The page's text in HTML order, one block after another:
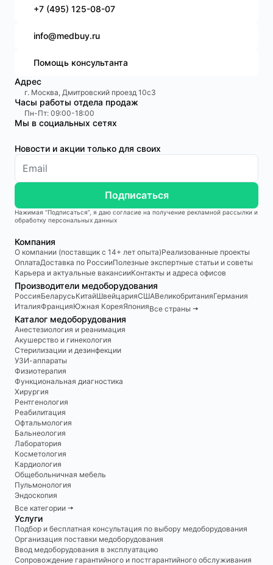
+7 (495) 125-08-07
info@medbuy.ru
Помощь консультанта
Адрес
г. Москва, Дмитровский проезд 10с3
Часы работы отдела продаж
Пн-Пт: 09:00-18:00
Мы в социальных сетях
Новости и акции только для своих
Подписаться
Нажимая “Подписаться”, я даю согласие на получение рекламной рассылки и
обработку персональных данных
Компания
О компании (поставщик с 14+ лет опыта)Реализованные проекты
ОплатаДоставка по РоссииПолезные экспертные статьи и советы
Карьера и актуальные вакансииКонтакты и адреса офисов
Производители медоборудования
РоссияБеларусьКитайШвейцарияСШАВеликобританияГермания
ИталияФранцияЮжная КореяЯпонияВсе страны 🠆
Каталог медоборудования
Анестезиология и реанимация
Акушерство и гинекология
Стерилизации и дезинфекции
УЗИ-аппараты
Физиотерапия
Функциональная диагностика
Хирургия
Рентгенология
Реабилитация
Офтальмология
Бальнеология
Лаборатория
Косметология
Кардиология
Общебольничная мебель
Пульмонология
Эндоскопия
Все категории 🠆
Услуги
Подбор и бесплатная консультация по выбору медоборудования
Организация поставки медоборудования
Ввод медоборудования в эксплуатацию
Сопровождение гарантийного и постгарантийного обслуживания